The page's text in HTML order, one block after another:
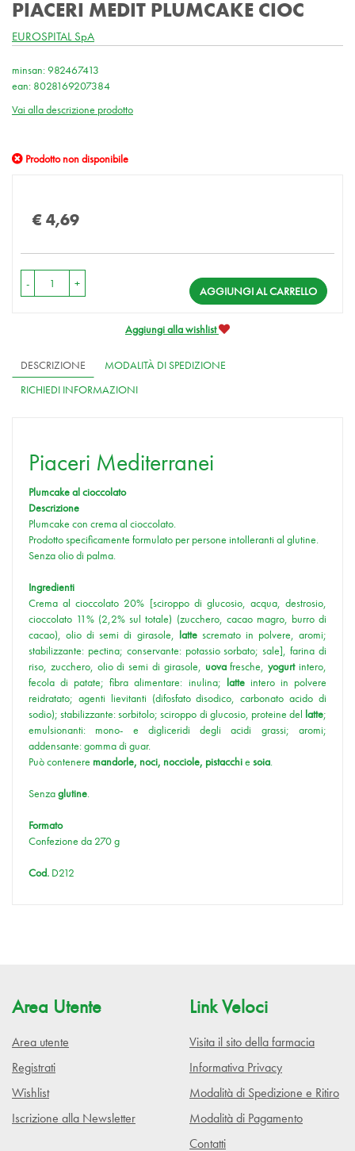
PIACERI MEDIT PLUMCAKE CIOC
EUROSPITAL SpA
minsan: 982467413
ean: 8028169207384
Vai alla descrizione prodotto
Prodotto non disponibile
€ 4,69
- +
AGGIUNGI AL CARRELLO
Aggiungi alla wishlist
DESCRIZIONE
MODALITÀ DI SPEDIZIONE
RICHIEDI INFORMAZIONI
Piaceri Mediterranei
Plumcake al cioccolato
Descrizione
Plumcake con crema al cioccolato.
Prodotto specificamente formulato per persone intolleranti al glutine.
Senza olio di palma.
Ingredienti
Crema al cioccolato 20% [sciroppo di glucosio, acqua, destrosio,
cioccolato 11% (2,2% sul totale) (zucchero, cacao magro, burro di
cacao), olio di semi di girasole, lattescremato in polvere, aromi;
stabilizzante: pectina; conservante: potassio sorbato; sale], farina di
riso, zucchero, olio di semi di girasole, uovafresche,yogurtintero,
fecola di patate; fibra alimentare: inulina; latteintero in polvere
reidratato; agenti lievitanti (difosfato disodico, carbonato acido di
sodio); stabilizzante: sorbitolo; sciroppo di glucosio, proteine del latte;
emulsionanti: mono- e digliceridi degli acidi grassi; aromi;
addensante: gomma di guar.
Può contenere mandorle, noci, nocciole, pistacchie soia.
Senzaglutine.
Formato
Confezione da 270 g
Cod. D212
Area Utente
Area utente
Registrati
Wishlist
Iscrizione alla Newsletter
Link Veloci
Visita il sito della farmacia
Informativa Privacy
Modalità di Spedizione e Ritiro
Modalità di Pagamento
Contatti